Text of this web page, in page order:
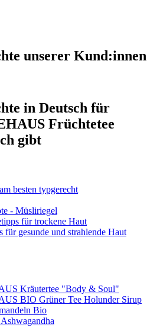
unserer Kund:innen
in Deutsch für
Früchtetee
gibt
besten typgerecht
- Müsliriegel
für trockene Haut
für gesunde und strahlende Haut
Kräutertee "Body & Soul"
BIO Grüner Tee Holunder Sirup
Bio